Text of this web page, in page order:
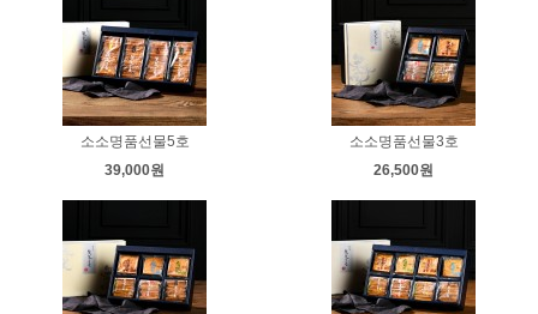
소소명품선물5호
39,000원
소소명품선물3호
26,500원